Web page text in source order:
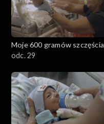
Moje 600 gramów szczęścia
odc. 29